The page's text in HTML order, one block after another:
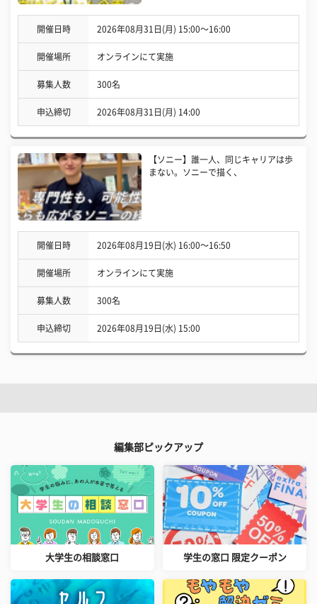
開催日時 2026年08月31日(月) 15:00〜16:00
開催場所 オンラインにて実施
募集人数 300名
申込締切 2026年08月31日(月) 14:00
【ソニー】誰一人、同じキャリアは歩
まない。ソニーで描く、
開催日時 2026年08月19日(水) 16:00〜16:50
開催場所 オンラインにて実施
募集人数 300名
申込締切 2026年08月19日(水) 15:00
編集部ピックアップ
大学生の相談窓口 学生の窓口 限定クーポン